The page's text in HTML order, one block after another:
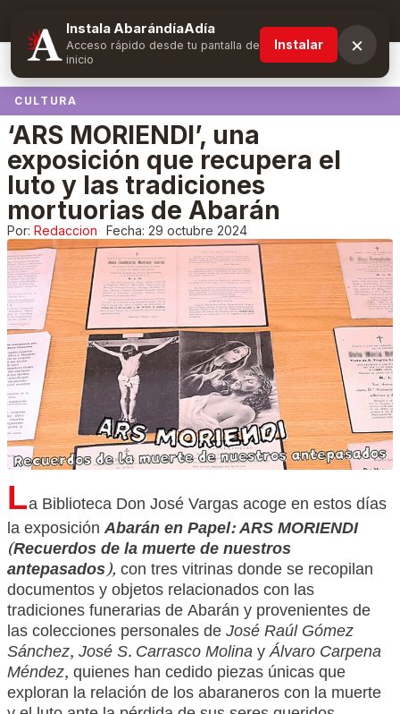
Suscríbete y obtén ventajas exclusivas
CULTURA
‘ARS MORIENDI’, una
exposición que recupera el
luto y las tradiciones
mortuorias de Abarán
Por: Redaccion Fecha: 29 octubre 2024
La Biblioteca Don José Vargas acoge en estos días
la exposiciónAbarán en Papel: ARS MORIENDI
(Recuerdos de la muerte de nuestros
antepasados), con tres vitrinasdonde se recopilan
documentos y objetos relacionados con las
tradiciones funerarias de Abarán y provenientes de
las colecciones personales deJosé Raúl Gómez
Sánchez, José S. Carrasco MolinayÁlvaro Carpena
Méndez, quienes han cedido piezas únicas que
exploran la relación de los abaraneros con la muerte
Instala AbarándíaAdía
Acceso rápido desde tu pantalla de
inicio
Instalar ×